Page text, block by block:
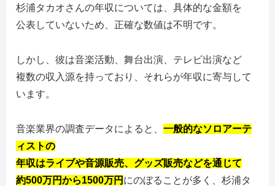
杉浦タカオさんの年収については、具体的な金額を
公表していないため、正確な数値は不明です。
しかし、彼は音楽活動、舞台出演、テレビ出演など
複数の収入源を持っており、それらが年収に寄与して
います。
音楽業界の調査データによると、 一般的なソロアーテ
ィストの
年収はライブや音源販売、グッズ販売などを通じて
約500万円から1500万円 にのぼることが多く、杉浦タ